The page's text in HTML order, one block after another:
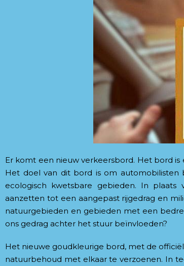
Er komt een nieuw verkeersbord. Het bord
Het doel van dit bord is om
ecologisch kwetsbare gebieden. In
aanzetten tot een aangepast rijgedrag en
natuurgebieden en gebieden met een
ons gedrag achter het stuur beïnvloeden?
Het nieuwe goudkleurige bord, met de
natuurbehoud met elkaar te verzoenen. In